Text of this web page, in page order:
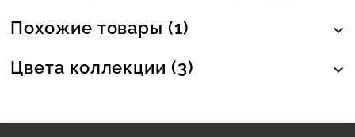
Похожие товары (1)
Цвета коллекции (3)